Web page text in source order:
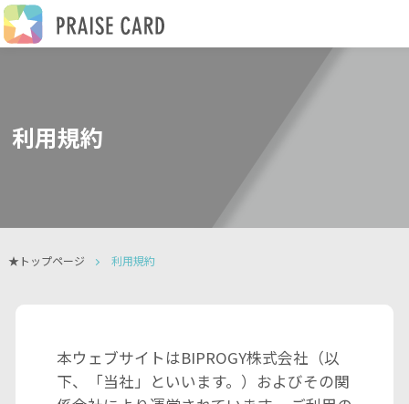
利用規約
★トップページ 利用規約
本ウェブサイトはBIPROGY株式会社（以
下、「当社」といいます。）およびその関